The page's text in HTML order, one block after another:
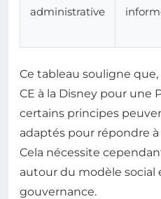
administrative
Ce tableau souligne que,
CE à la Disney pour une
certains principes
adaptés pour répondre
Cela nécessite
autour du modèle social
gouvernance.